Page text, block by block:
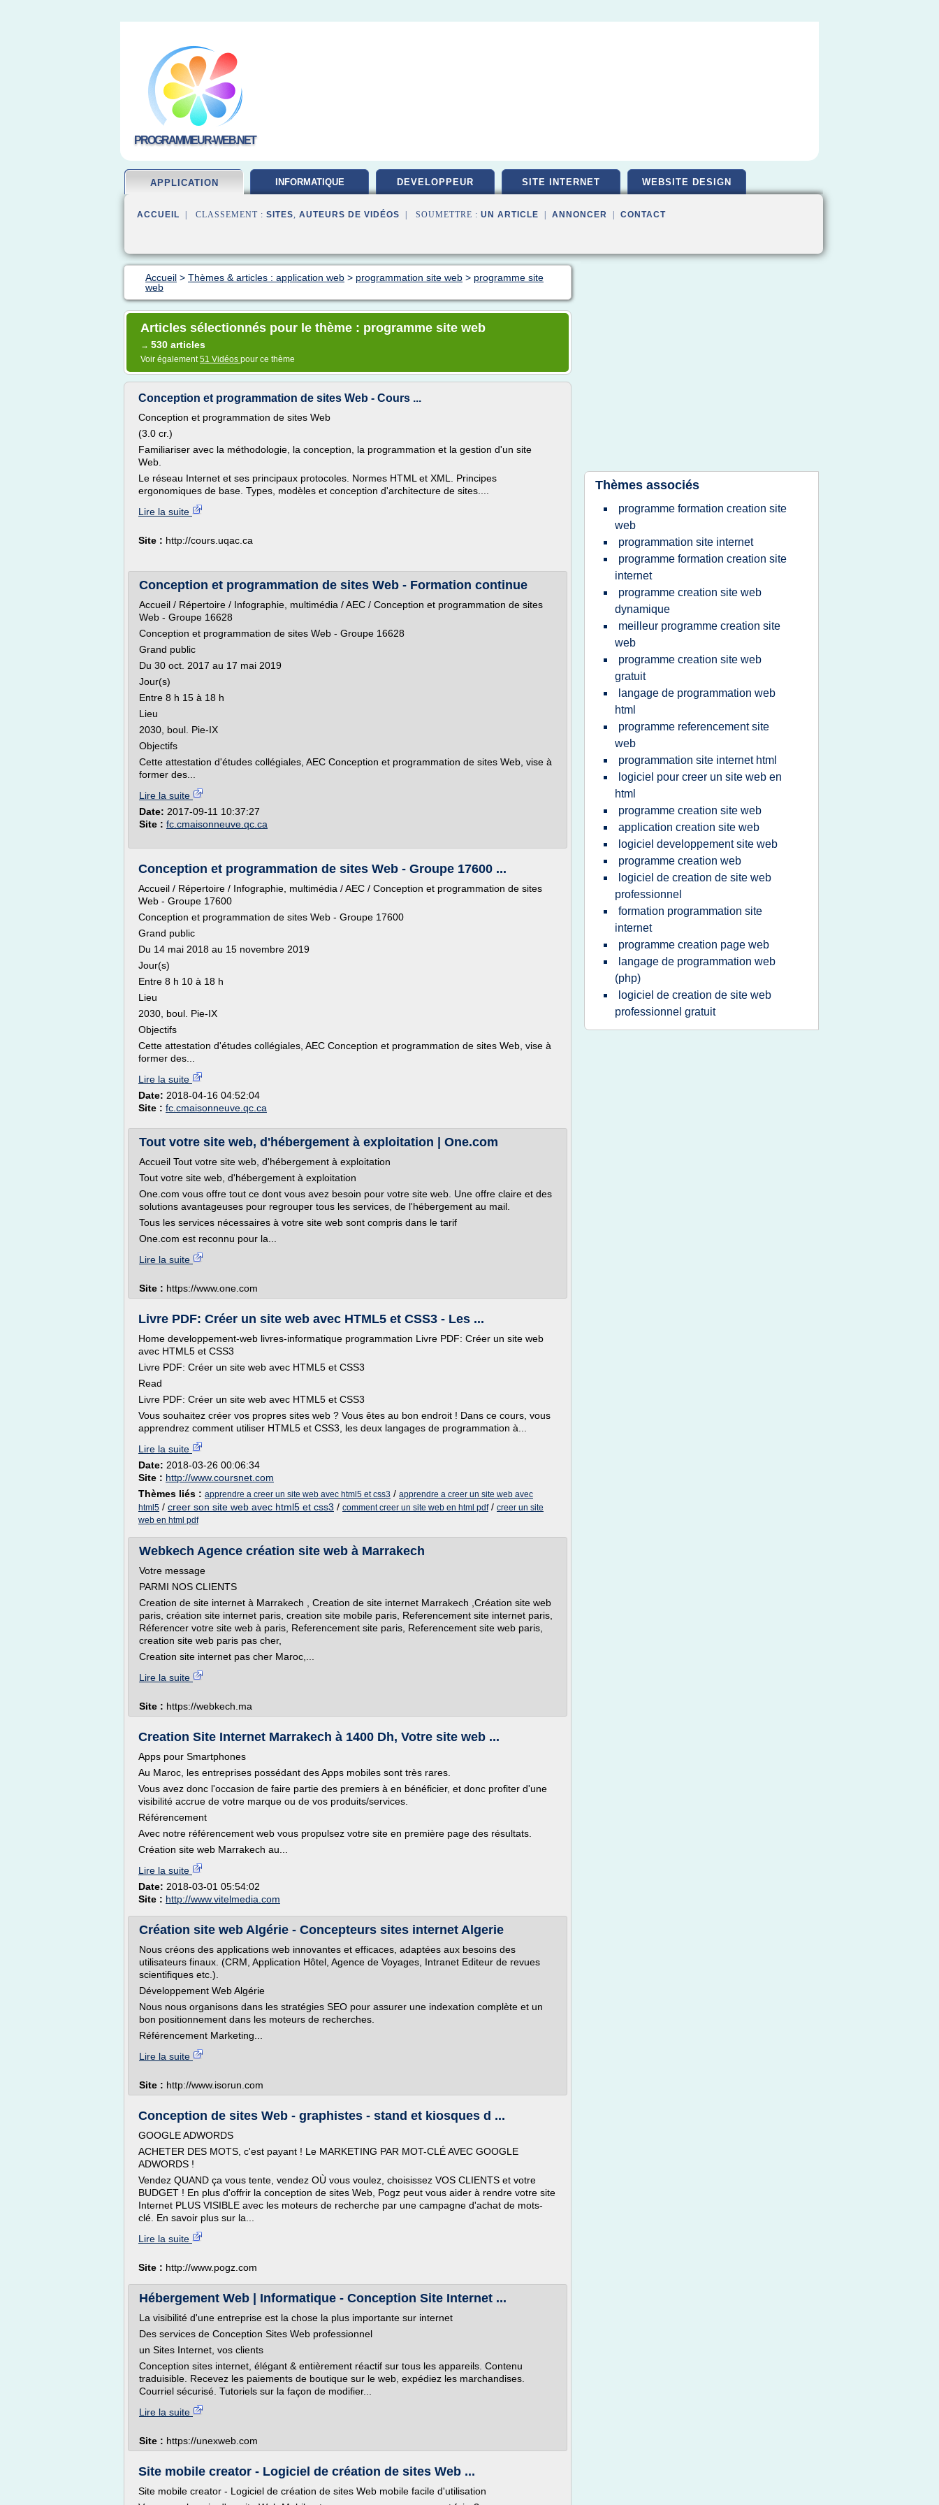
PROGRAMMEUR-WEB.NET
APPLICATION INFORMATIQUE DEVELOPPEUR SITE INTERNET WEBSITE DESIGN
ACCUEIL | CLASSEMENT : SITES, AUTEURS DE VIDÉOS | SOUMETTRE : UN ARTICLE ANNONCER CONTACT
Accueil > Thèmes & articles : application web > programmation site web > programme site
web
Articles sélectionnés pour le thème : programme site web
→ 530 articles
Voir également51 Vidéos pour ce thème
Conception et programmation de sites Web - Cours ...
Conception et programmation de sites Web
(3.0 cr.)
Familiariser avec la méthodologie, la conception, la programmation et la gestion d'un site
Web.
Le réseau Internet et ses principaux protocoles. Normes HTML et XML. Principes
ergonomiques de base. Types, modèles et conception d'architecture de sites....
Lire la suite
Site : http://cours.uqac.ca
Conception et programmation de sites Web - Formation continue
Accueil / Répertoire / Infographie, multimédia / AEC / Conception et programmation de sites
Web - Groupe 16628
Conception et programmation de sites Web - Groupe 16628
Grand public
Du 30 oct. 2017 au 17 mai 2019
Jour(s)
Entre 8 h 15 à 18 h
Lieu
2030, boul. Pie-IX
Objectifs
Cette attestation d'études collégiales, AEC Conception et programmation de sites Web, vise à
former des...
Lire la suite
Date: 2017-09-11 10:37:27
Site : fc.cmaisonneuve.qc.ca
Conception et programmation de sites Web - Groupe 17600 ...
Accueil / Répertoire / Infographie, multimédia / AEC / Conception et programmation de sites
Web - Groupe 17600
Conception et programmation de sites Web - Groupe 17600
Grand public
Du 14 mai 2018 au 15 novembre 2019
Jour(s)
Entre 8 h 10 à 18 h
Lieu
2030, boul. Pie-IX
Objectifs
Cette attestation d'études collégiales, AEC Conception et programmation de sites Web, vise à
former des...
Lire la suite
Date: 2018-04-16 04:52:04
Site : fc.cmaisonneuve.qc.ca
Tout votre site web, d'hébergement à exploitation | One.com
Accueil Tout votre site web, d'hébergement à exploitation
Tout votre site web, d'hébergement à exploitation
One.com vous offre tout ce dont vous avez besoin pour votre site web. Une offre claire et des
solutions avantageuses pour regrouper tous les services, de l'hébergement au mail.
Tous les services nécessaires à votre site web sont compris dans le tarif
One.com est reconnu pour la...
Lire la suite
Site : https://www.one.com
Livre PDF: Créer un site web avec HTML5 et CSS3 - Les ...
Home developpement-web livres-informatique programmation Livre PDF: Créer un site web
avec HTML5 et CSS3
Livre PDF: Créer un site web avec HTML5 et CSS3
Read
Livre PDF: Créer un site web avec HTML5 et CSS3
Vous souhaitez créer vos propres sites web ? Vous êtes au bon endroit ! Dans ce cours, vous
apprendrez comment utiliser HTML5 et CSS3, les deux langages de programmation à...
Lire la suite
Date: 2018-03-26 00:06:34
Site : http://www.coursnet.com
Thèmes liés : apprendre a creer un site web avec html5 et css3 / apprendre a creer un site web avec
html5 / creer son site web avec html5 et css3 / comment creer un site web en html pdf/ creer un site
web en html pdf
Webkech Agence création site web à Marrakech
Votre message
PARMI NOS CLIENTS
Creation de site internet à Marrakech , Creation de site internet Marrakech ,Création site web
paris, création site internet paris, creation site mobile paris, Referencement site internet paris,
Réferencer votre site web à paris, Referencement site paris, Referencement site web paris,
creation site web paris pas cher,
Creation site internet pas cher Maroc,...
Lire la suite
Site : https://webkech.ma
Creation Site Internet Marrakech à 1400 Dh, Votre site web ...
Apps pour Smartphones
Au Maroc, les entreprises possédant des Apps mobiles sont très rares.
Vous avez donc l'occasion de faire partie des premiers à en bénéficier, et donc profiter d'une
visibilité accrue de votre marque ou de vos produits/services.
Référencement
Avec notre référencement web vous propulsez votre site en première page des résultats.
Création site web Marrakech au...
Lire la suite
Date: 2018-03-01 05:54:02
Site : http://www.vitelmedia.com
Création site web Algérie - Concepteurs sites internet Algerie
Nous créons des applications web innovantes et efficaces, adaptées aux besoins des
utilisateurs finaux. (CRM, Application Hôtel, Agence de Voyages, Intranet Editeur de revues
scientifiques etc.).
Développement Web Algérie
Nous nous organisons dans les stratégies SEO pour assurer une indexation complète et un
bon positionnement dans les moteurs de recherches.
Référencement Marketing...
Lire la suite
Site : http://www.isorun.com
Conception de sites Web - graphistes - stand et kiosques d ...
GOOGLE ADWORDS
ACHETER DES MOTS, c'est payant ! Le MARKETING PAR MOT-CLÉ AVEC GOOGLE
ADWORDS !
Vendez QUAND ça vous tente, vendez OÙ vous voulez, choisissez VOS CLIENTS et votre
BUDGET ! En plus d'offrir la conception de sites Web, Pogz peut vous aider à rendre votre site
Internet PLUS VISIBLE avec les moteurs de recherche par une campagne d'achat de mots-
clé. En savoir plus sur la...
Lire la suite
Site : http://www.pogz.com
Hébergement Web | Informatique - Conception Site Internet ...
La visibilité d'une entreprise est la chose la plus importante sur internet
Des services de Conception Sites Web professionnel
un Sites Internet, vos clients
Conception sites internet, élégant & entièrement réactif sur tous les appareils. Contenu
traduisible. Recevez les paiements de boutique sur le web, expédiez les marchandises.
Courriel sécurisé. Tutoriels sur la façon de modifier...
Lire la suite
Site : https://unexweb.com
Site mobile creator - Logiciel de création de sites Web ...
Site mobile creator - Logiciel de création de sites Web mobile facile d'utilisation
Thèmes associés
programme formation creation site
web
programmation site internet
programme formation creation site
internet
programme creation site web
dynamique
meilleur programme creation site
web
programme creation site web
gratuit
langage de programmation web
html
programme referencement site
web
programmation site internet html
logiciel pour creer un site web en
html
programme creation site web
application creation site web
logiciel developpement site web
programme creation web
logiciel de creation de site web
professionnel
formation programmation site
internet
programme creation page web
langage de programmation web
(php)
logiciel de creation de site web
professionnel gratuit